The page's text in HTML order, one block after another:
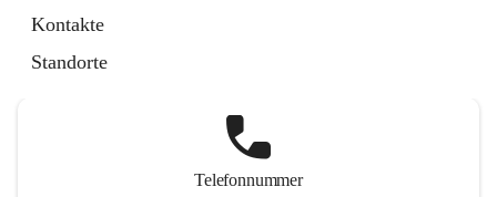
Kontakte
Standorte
Telefonnummer